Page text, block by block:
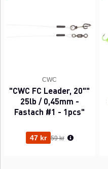
CWC
"CWC FC Leader, 20""
25lb / 0,45mm -
Fastach #1 - 1pcs"
47 kr Ordinarie pris:
59 kr